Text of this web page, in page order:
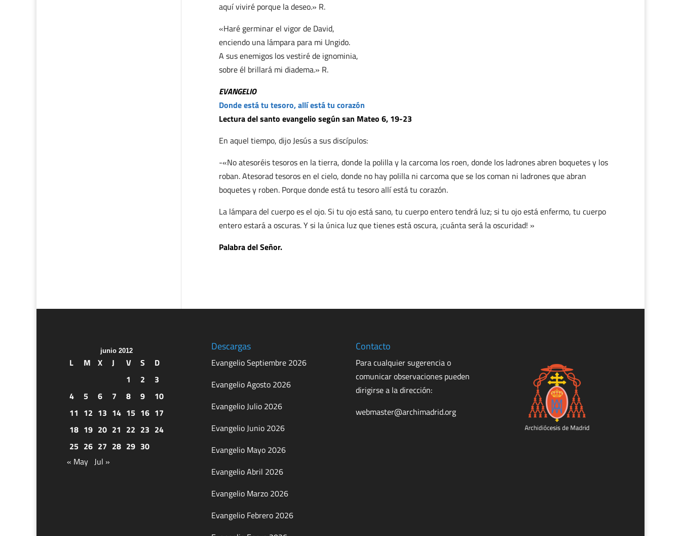
aquí viviré porque la deseo.» R.
«Haré germinar el vigor de David,
enciendo una lámpara para mi Ungido.
A sus enemigos los vestiré de ignominia,
sobre él brillará mi diadema.» R.
EVANGELIO
Donde está tu tesoro, allí está tu corazón
Lectura del santo evangelio según san Mateo 6, 19-23
En aquel tiempo, dijo Jesús a sus discípulos:
-«No atesoréis tesoros en la tierra, donde la polilla y la carcoma los roen, donde los ladrones abren boquetes y los
roban. Atesorad tesoros en el cielo, donde no hay polilla ni carcoma que se los coman ni ladrones que abran
boquetes y roben. Porque donde está tu tesoro allí está tu corazón.
La lámpara del cuerpo es el ojo. Si tu ojo está sano, tu cuerpo entero tendrá luz; si tu ojo está enfermo, tu cuerpo
entero estará a oscuras. Y si la única luz que tienes está oscura, ¡cuánta será la oscuridad! »
Palabra del Señor.
junio 2012
L M X J V S
D
1
2
3
4
5 6 7 8 9
10
11 12 13 14 15 16 17
18 19 20 21 22 23 24
25 26 27 28 29 30
« May Jul »
Descargas
Evangelio Septiembre 2026
Evangelio Agosto 2026
Evangelio Julio 2026
Evangelio Junio 2026
Evangelio Mayo 2026
Evangelio Abril 2026
Evangelio Marzo 2026
Evangelio Febrero 2026
Contacto
Para cualquier sugerencia o
comunicar observaciones pueden
dirigirse a la dirección:
webmaster@archimadrid.org